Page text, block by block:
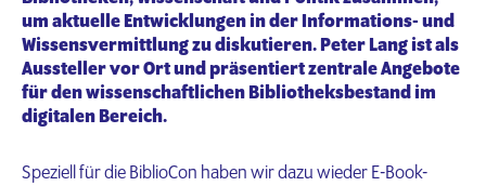
um aktuelle Entwicklungen in der Informations- und
Wissensvermittlung zu diskutieren. Peter Lang ist als
Aussteller vor Ort und präsentiert zentrale Angebote
für den wissenschaftlichen Bibliotheksbestand im
digitalen Bereich.
Speziell für die BiblioCon haben wir dazu wieder E-Book-